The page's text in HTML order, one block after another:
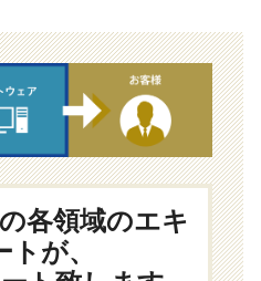
各領域のエキ
が、